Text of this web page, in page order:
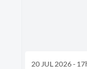
20 JUL 2026 -